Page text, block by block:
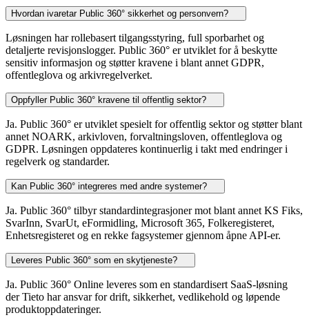
Hvordan ivaretar Public 360° sikkerhet og personvern?
Løsningen har rollebasert tilgangsstyring, full sporbarhet og
detaljerte revisjonslogger. Public 360° er utviklet for å beskytte
sensitiv informasjon og støtter kravene i blant annet GDPR,
offentleglova og arkivregelverket.
Oppfyller Public 360° kravene til offentlig sektor?
Ja. Public 360° er utviklet spesielt for offentlig sektor og støtter blant
annet NOARK, arkivloven, forvaltningsloven, offentleglova og
GDPR. Løsningen oppdateres kontinuerlig i takt med endringer i
regelverk og standarder.
Kan Public 360° integreres med andre systemer?
Ja. Public 360° tilbyr standardintegrasjoner mot blant annet KS Fiks,
SvarInn, SvarUt, eFormidling, Microsoft 365, Folkeregisteret,
Enhetsregisteret og en rekke fagsystemer gjennom åpne API-er.
Leveres Public 360° som en skytjeneste?
Ja. Public 360° Online leveres som en standardisert SaaS-løsning
der Tieto har ansvar for drift, sikkerhet, vedlikehold og løpende
produktoppdateringer.